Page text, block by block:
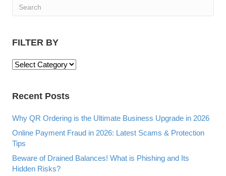
FILTER BY
F
T
R
B
Y
Recent Posts
Why QR Ordering is the Ultimate Business Upgrade in 2026
Online Payment Fraud in 2026: Latest Scams & Protection
Tips
Beware of Drained Balances! What is Phishing and Its
Hidden Risks?